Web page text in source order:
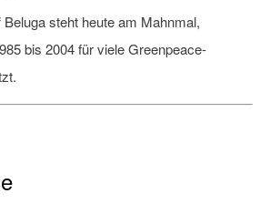
steht heute am Mahnmal,
bis 2004 für viele Greenpeace-